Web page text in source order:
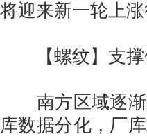
将迎来新一轮上涨
【螺纹】支撑
南方区域逐渐
库数据分化，厂